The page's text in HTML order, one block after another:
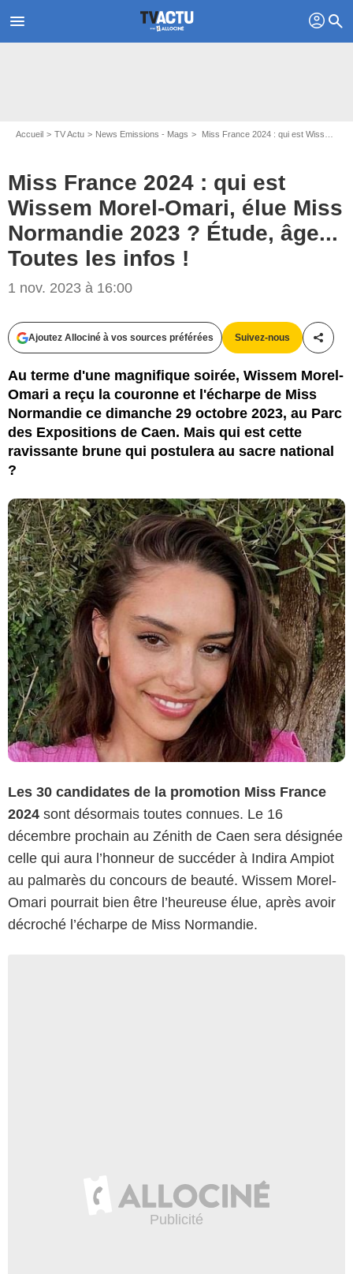
menu profil search
Accueil TV Actu News Emissions - Mags Miss France 2024 : qui est Wissem Morel-Omari, élue Miss Normandie 2023 ? Étude, âge... Toutes les infos !
Miss France 2024 : qui est
Wissem Morel-Omari, élue Miss
Normandie 2023 ? Étude, âge...
Toutes les infos !
1 nov. 2023 à 16:00
Ajoutez Allociné à vos sources préférées Suivez-nous
Au terme d'une magnifique soirée, Wissem Morel-
Omari a reçu la couronne et l'écharpe de Miss
Normandie ce dimanche 29 octobre 2023, au Parc
des Expositions de Caen. Mais qui est cette
ravissante brune qui postulera au sacre national
?
Instagram @wissemmoreloff
Les 30 candidates de la promotion Miss France
2024 sont désormais toutes connues. Le 16
décembre prochain au Zénith de Caen sera désignée
celle qui aura l’honneur de succéder à Indira Ampiot
au palmarès du concours de beauté. Wissem Morel-
Omari pourrait bien être l’heureuse élue, après avoir
décroché l’écharpe de Miss Normandie.